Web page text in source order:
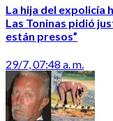
La hija del expolicía
Las Toninas pidió
están presos”
29/7, 07:48 a. m.